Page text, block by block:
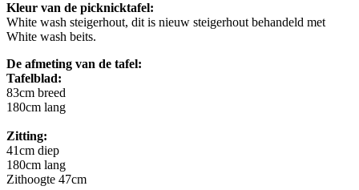
Kleur van de picknicktafel:
White wash steigerhout, dit is nieuw steigerhout behandeld met
White wash beits.
De afmeting van de tafel:
Tafelblad:
83cm breed
180cm lang
Zitting:
41cm diep
180cm lang
Zithoogte 47cm